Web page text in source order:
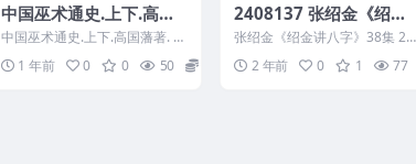
中国巫术通史.上下.高国
藩著. 1362P
中国巫术通史.上下.高国藩著. 2
1 年前 0 0 50
2408137 张绍金《绍金
讲八字》38集
张绍金《绍金讲八字》38集 24
08137 01、八字第1课.mp4 0
2、八字...
2 年前 0 1 77